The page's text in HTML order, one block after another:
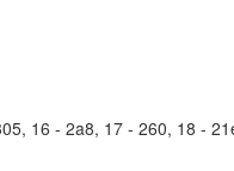
16 - 2a8, 17 - 260, 18 -